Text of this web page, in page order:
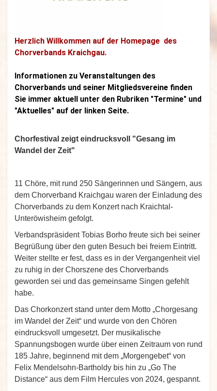
Herzlich Willkommen auf der Homepage des
Chorverbands Kraichgau.
Informationen zu Veranstaltungen des
Chorverbands und seiner Mitgliedsvereine finden
Sie immer aktuell unter den Rubriken "Termine" und
"Aktuelles" auf der linken Seite.
Chorfestival zeigt eindrucksvoll "Gesang im
Wandel der Zeit"
11 Chöre, mit rund 250 Sängerinnen und Sängern, aus
dem Chorverband Kraichgau waren der Einladung des
Chorverbands zu dem Konzert nach Kraichtal-
Unteröwisheim gefolgt.
Verbandspräsident Tobias Borho freute sich bei seiner
Begrüßung über den guten Besuch bei freiem Eintritt.
Weiter stellte er fest, dass es in der Vergangenheit viel
zu ruhig in der Chorszene des Chorverbands
geworden sei und das gemeinsame Singen gefehlt
habe.
Das Chorkonzert stand unter dem Motto „Chorgesang
im Wandel der Zeit“ und wurde von den Chören
eindrucksvoll umgesetzt. Der musikalische
Spannungsbogen wurde über einen Zeitraum von rund
185 Jahre, beginnend mit dem „Morgengebet“ von
Felix Mendelsohn-Bartholdy bis hin zu „Go The
Distance“ aus dem Film Hercules von 2024, gespannt.